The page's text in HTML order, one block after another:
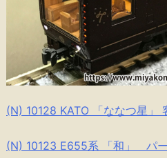
(N) 10128 KATO 「ななつ星」
(N) 10123 E655系 「和」 パー